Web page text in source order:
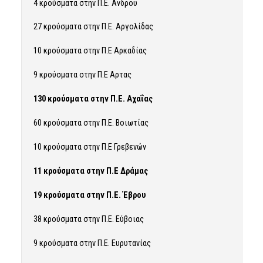
4 κρούσματα στην Π.Ε. Ανδρου
27 κρούσματα στην Π.Ε. Αργολίδας
10 κρούσματα στην Π.Ε Αρκαδίας
9 κρούσματα στην Π.Ε Αρτας
130 κρούσματα στην Π.Ε. Αχαΐας
60 κρούσματα στην Π.Ε. Βοιωτίας
10 κρούσματα στην Π.Ε Γρεβενών
11 κρούσματα στην Π.Ε Δράμας
19 κρούσματα στην Π.Ε. Έβρου
38 κρούσματα στην Π.Ε. Εύβοιας
9 κρούσματα στην Π.Ε. Ευρυτανίας